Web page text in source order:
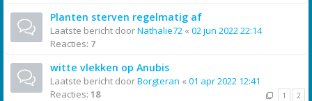
Planten sterven regelmatig af
Laatste bericht doorNathalie72 « 02 jun 2022 22:14
Reacties: 7
witte vlekken op Anubis
Laatste bericht doorBorgteran « 01 apr 2022 12:41
Reacties: 18 1 2